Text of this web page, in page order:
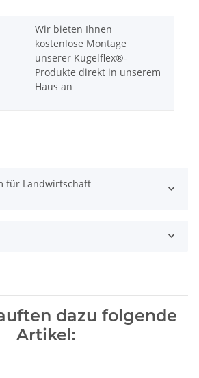
Wir bieten Ihnen
kostenlose Montage
unserer Kugelflex®-
Produkte direkt in unserem
Haus an
für Landwirtschaft
dazu folgende
Artikel: